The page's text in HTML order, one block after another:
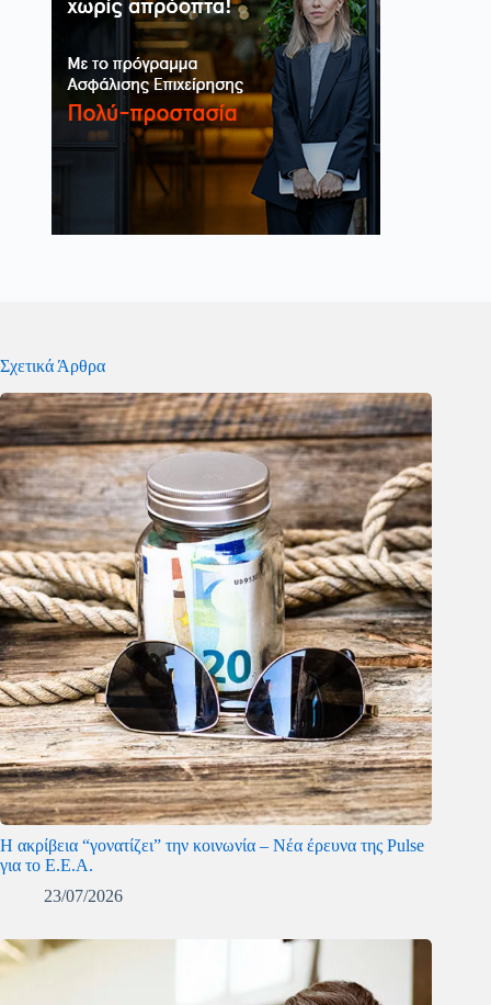
Σχετικά Άρθρα
Η ακρίβεια “γονατίζει” την κοινωνία – Νέα έρευνα της Pulse
για το Ε.Ε.Α.
23/07/2026